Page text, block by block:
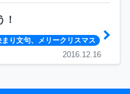
！
まり文句、メリークリスマス
2016.12.16